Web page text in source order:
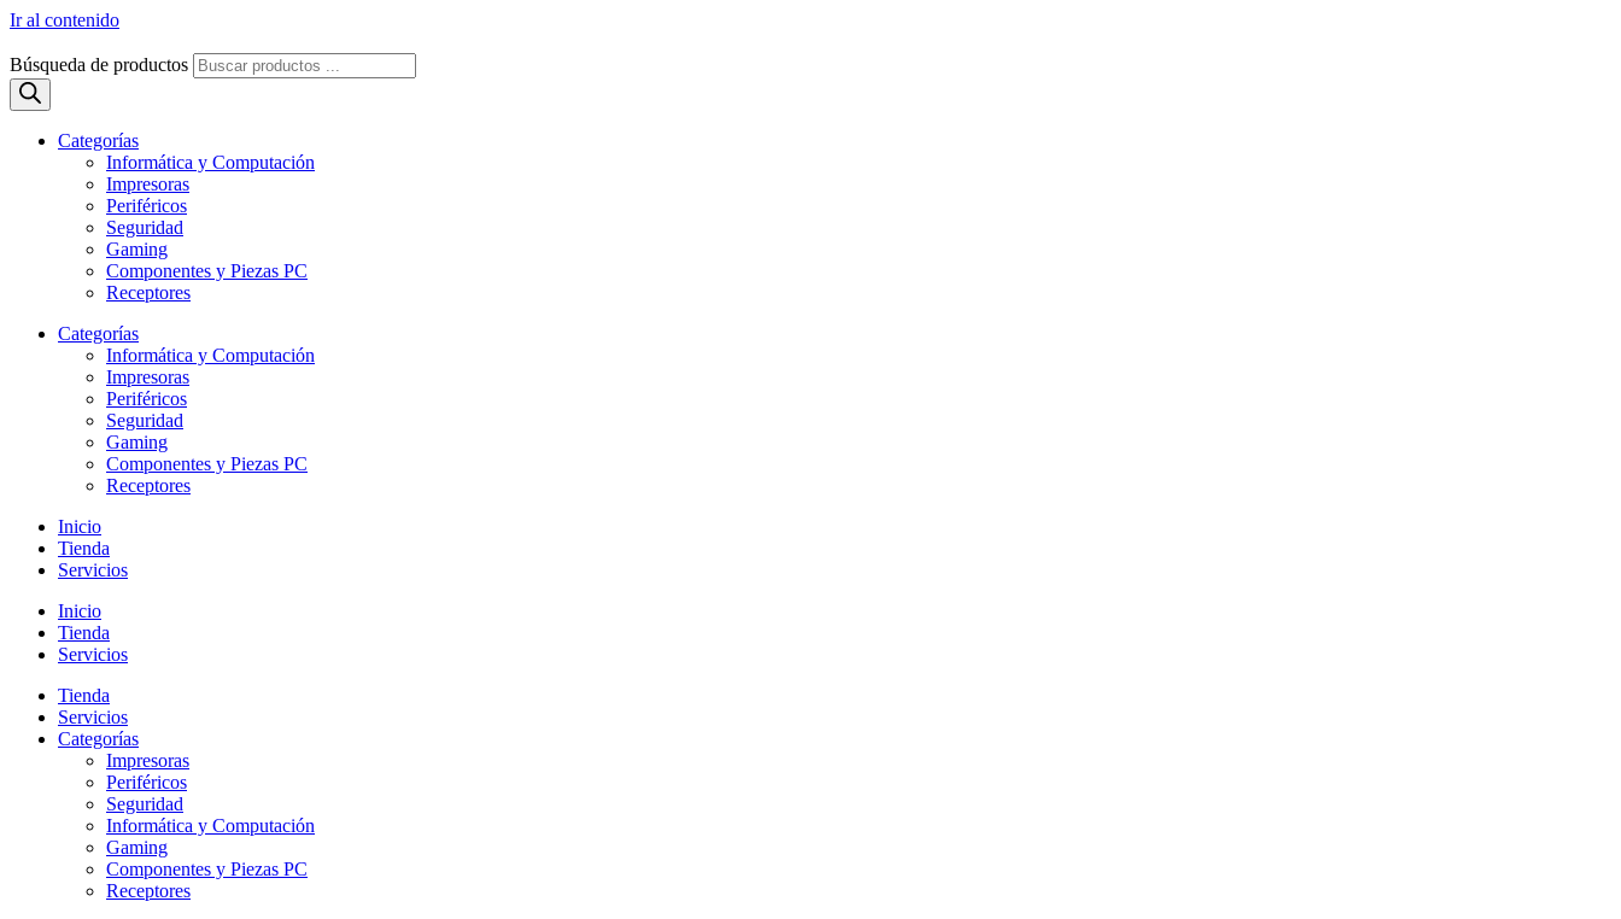
Ir al contenido
Búsqueda de productos
Categorías
Informática y Computación
Impresoras
Periféricos
Seguridad
Gaming
Componentes y Piezas PC
Receptores
Categorías
Informática y Computación
Impresoras
Periféricos
Seguridad
Gaming
Componentes y Piezas PC
Receptores
Inicio
Tienda
Servicios
Inicio
Tienda
Servicios
Tienda
Servicios
Categorías
Impresoras
Periféricos
Seguridad
Informática y Computación
Gaming
Componentes y Piezas PC
Receptores